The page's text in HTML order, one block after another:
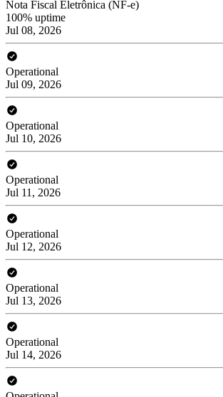
Nota Fiscal Eletrônica (NF-e)
100% uptime
Jul 08, 2026
Operational
Jul 09, 2026
Operational
Jul 10, 2026
Operational
Jul 11, 2026
Operational
Jul 12, 2026
Operational
Jul 13, 2026
Operational
Jul 14, 2026